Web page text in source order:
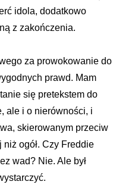
idola, dodatkowo
z zakończenia.
za prowokowanie do
prawd. Mam
się pretekstem do
ale i o nierówności, i
skierowanym przeciw
ogół. Czy Freddie
wad? Nie. Ale był